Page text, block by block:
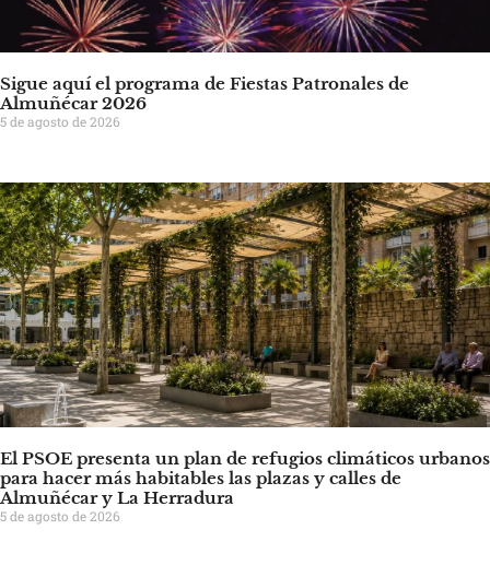
Sigue aquí el programa de Fiestas Patronales de
Almuñécar 2026
5 de agosto de 2026
El PSOE presenta un plan de refugios climáticos urbanos
para hacer más habitables las plazas y calles de
Almuñécar y La Herradura
5 de agosto de 2026